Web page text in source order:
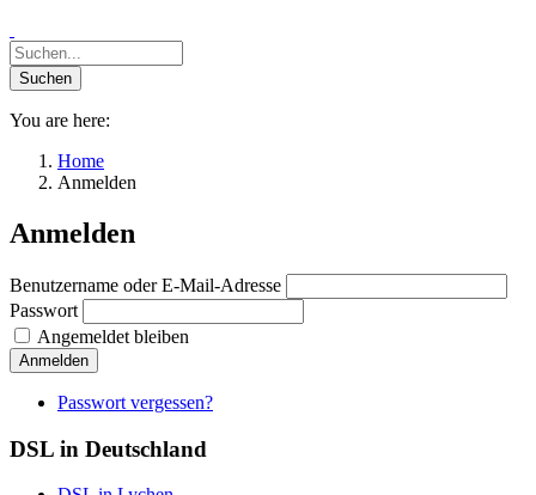
You are here:
Home
Anmelden
Anmelden
Benutzername oder E-Mail-Adresse
Passwort
Angemeldet bleiben
Anmelden
Passwort vergessen?
DSL in Deutschland